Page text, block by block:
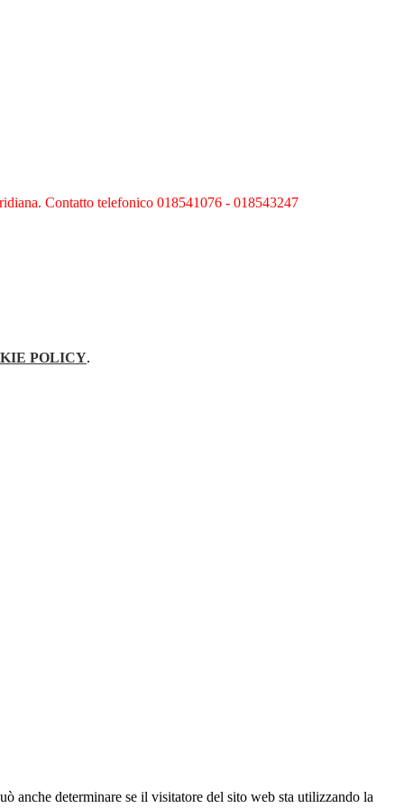
Contatto telefonico 018541076 - 018543247
POLICY.
anche determinare se il visitatore del sito web sta utilizzando la